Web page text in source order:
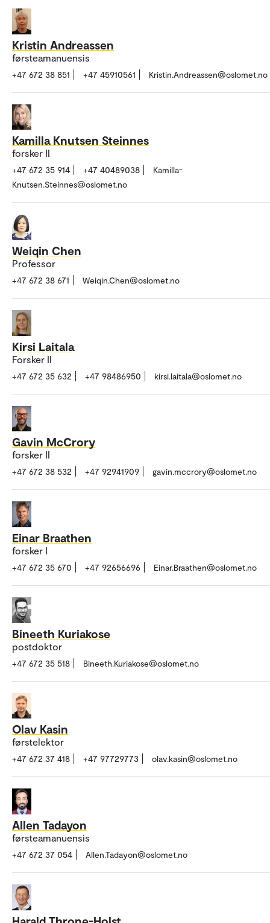
Kristin Andreassen
førsteamanuensis
+47 672 38 851 +47 45910561 Kristin.Andreassen@oslomet.no
Kamilla Knutsen Steinnes
forsker II
+47 672 35 914 +47 40489038
Kamilla-
Knutsen.Steinnes@oslomet.no
Weiqin Chen
Professor
+47 672 38 671 Weiqin.Chen@oslomet.no
Kirsi Laitala
Forsker II
+47 672 35 632 +47 98486950 kirsi.laitala@oslomet.no
Gavin McCrory
forsker II
+47 672 38 532 +47 92941909 gavin.mccrory@oslomet.no
Einar Braathen
forsker I
+47 672 35 670 +47 92656696 Einar.Braathen@oslomet.no
Bineeth Kuriakose
postdoktor
+47 672 35 518 Bineeth.Kuriakose@oslomet.no
Olav Kasin
førstelektor
+47 672 37 418 +47 97729773 olav.kasin@oslomet.no
Allen Tadayon
førsteamanuensis
+47 672 37 054 Allen.Tadayon@oslomet.no